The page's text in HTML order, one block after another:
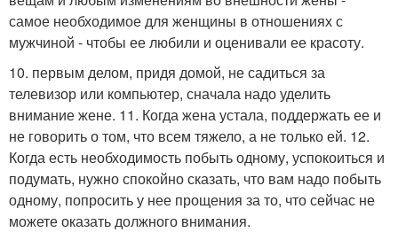
самое необходимое для женщины в отношениях с
мужчиной - чтобы ее любили и оценивали ее красоту.
10. первым делом, придя домой, не садиться за
телевизор или компьютер, сначала надо уделить
внимание жене. 11. Когда жена устала, поддержать ее и
не говорить о том, что всем тяжело, а не только ей. 12.
Когда есть необходимость побыть одному, успокоиться и
подумать, нужно спокойно сказать, что вам надо побыть
одному, попросить у нее прощения за то, что сейчас не
можете оказать должного внимания.